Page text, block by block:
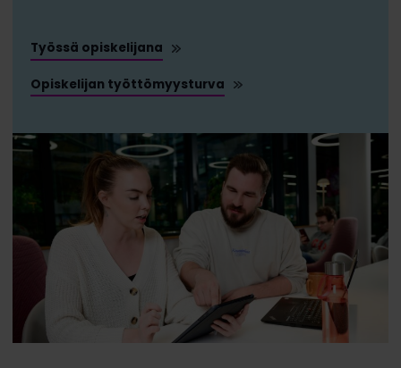
Työssä opiskelijana
Opiskelijan työttömyysturva